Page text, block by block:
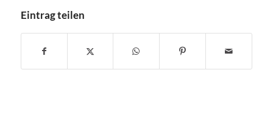
Eintrag teilen